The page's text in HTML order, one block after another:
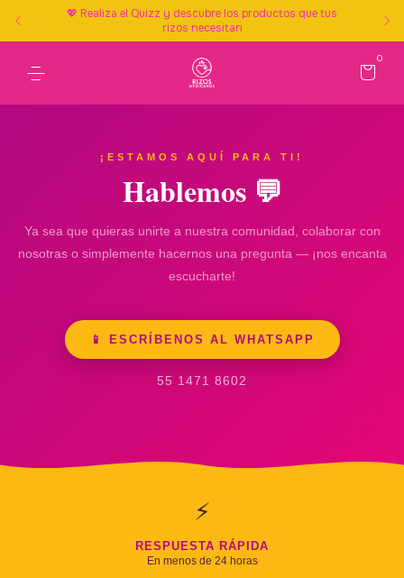
💖 Realiza el Quizz y descubre los productos que tus
rizos necesitan
0
¡ESTAMOS AQUÍ PARA TI!
Hablemos 💬
Ya sea que quieras unirte a nuestra comunidad, colaborar con
nosotras o simplemente hacernos una pregunta — ¡nos encanta
escucharte!
📱 ESCRÍBENOS AL WHATSAPP
55 1471 8602
⚡
RESPUESTA RÁPIDA
En menos de 24 horas